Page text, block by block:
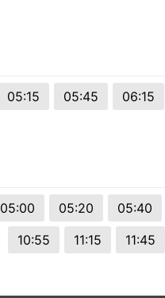
05:15 05:45 06:15
05:00 05:20 05:40
10:55
11:15 11:45